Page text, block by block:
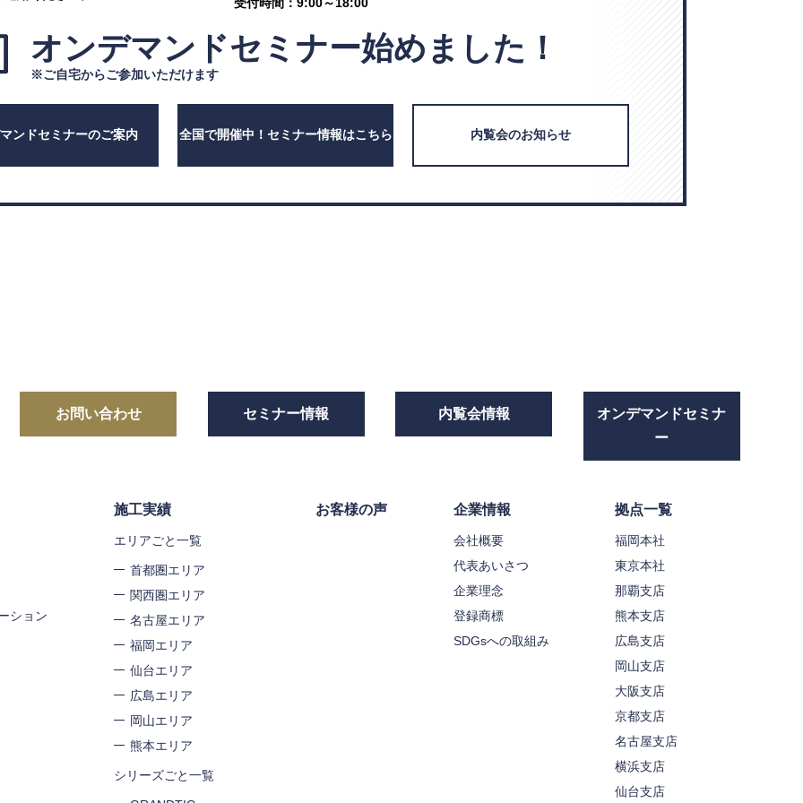
オンデマンドセミナー始めました！
※ご自宅からご参加いただけます
ンドセミナーのご案内 全国で開催中！セミナー情報はこちら 内覧会のお知らせ
お問い合わせ セミナー情報 内覧会情報
オンデマンドセミナ
ー
ション
施工実績
エリアごと一覧
首都圏エリア
関西圏エリア
名古屋エリア
福岡エリア
仙台エリア
広島エリア
岡山エリア
熊本エリア
シリーズごと一覧
お客様の声 企業情報
会社概要
代表あいさつ
企業理念
登録商標
SDGsへの取組み
拠点一覧
福岡本社
東京本社
那覇支店
熊本支店
広島支店
岡山支店
大阪支店
京都支店
名古屋支店
横浜支店
仙台支店